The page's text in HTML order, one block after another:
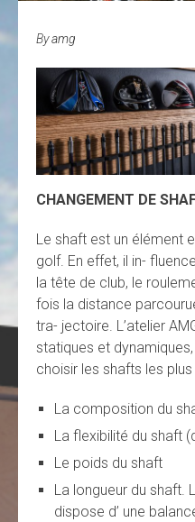
Byamg
CHANGEMENT DE
Le shaft est un élément
golf. En effet, il in-
la tête de club, le
fois la distance
tra- jectoire. L’atelier
statiques et
choisir les shafts les
La composition du
La flexibilité du shaft
Le poids du shaft
La longueur du shaft.
dispose d’ une